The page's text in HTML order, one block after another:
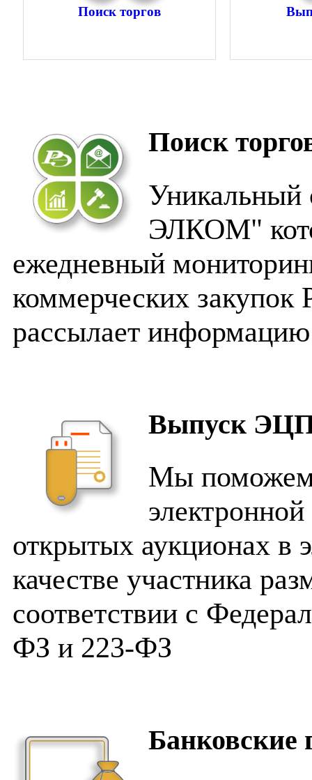
Поиск торгов
Поиск
ЭЛКОМ"
ежедневный
коммерческих закупок
рассылает
Выпуск
Мы поможем
открытых аукционах в
качестве участника
соответствии с
ФЗ и 223-ФЗ
Банковские